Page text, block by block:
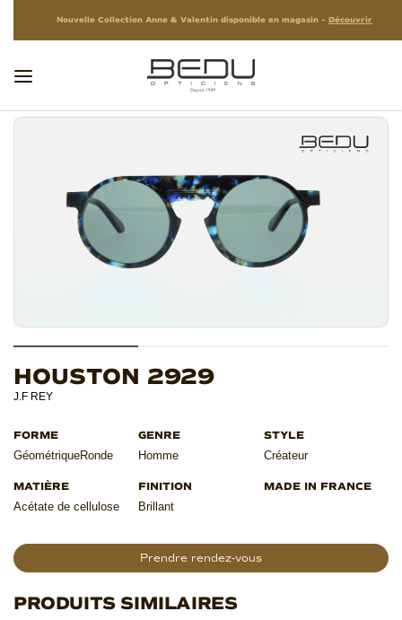
Nouvelle Collection Anne & Valentin disponible en magasin – Découvrir
HOUSTON 2929
J.F REY
GéométriqueRonde Homme Créateur
Acétate de cellulose Brillant
Prendre rendez-vous
PRODUITS SIMILAIRES